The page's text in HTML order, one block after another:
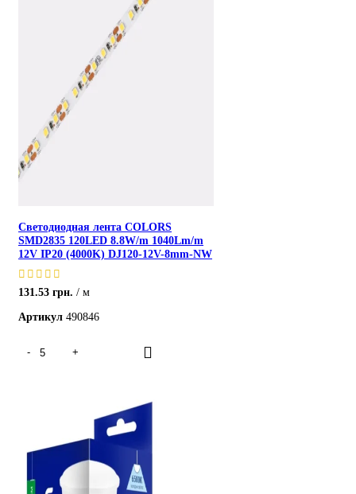
Светодиодная лента COLORS
SMD2835 120LED 8.8W/m 1040Lm/m
12V IP20 (4000K) DJ120-12V-8mm-NW
131.53 грн.
м
Артикул 490846